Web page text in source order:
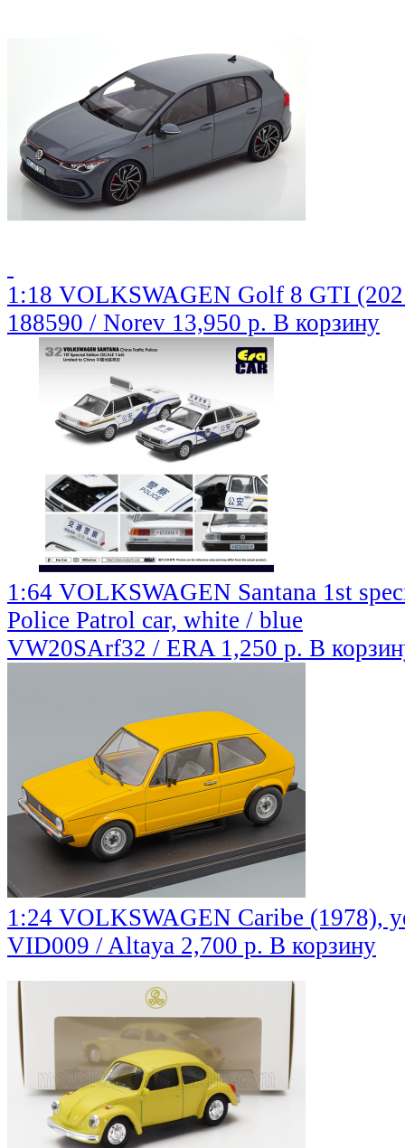
1:18 VOLKSWAGEN Golf 8 GTI
188590 / Norev 13,950 р. В корзину
1:64 VOLKSWAGEN Santana 1st
Police Patrol car, white / blue
VW20SArf32 / ERA 1,250 р. В
1:24 VOLKSWAGEN Caribe (1978),
VID009 / Altaya 2,700 р. В корзину